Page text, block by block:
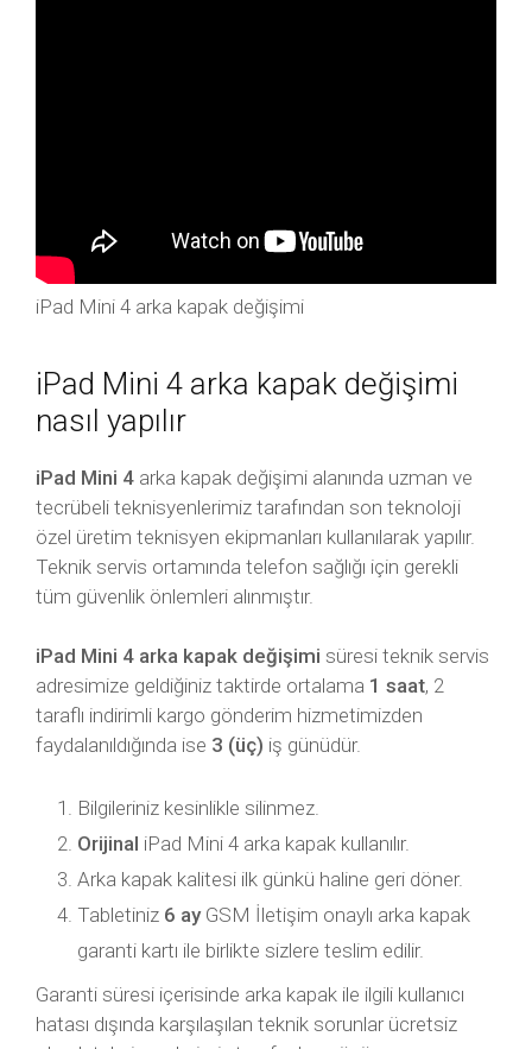
iPad Mini 4 arka kapak değişimi
iPad Mini 4 arka kapak değişimi
nasıl yapılır
iPad Mini 4 arka kapak değişimi alanında uzman ve
tecrübeli teknisyenlerimiz tarafından son teknoloji
özel üretim teknisyen ekipmanları kullanılarak yapılır.
Teknik servis ortamında telefon sağlığı için gerekli
tüm güvenlik önlemleri alınmıştır.
iPad Mini 4 arka kapak değişimi süresi teknik servis
adresimize geldiğiniz taktirde ortalama 1 saat, 2
taraflı indirimli kargo gönderim hizmetimizden
faydalanıldığında ise 3 (üç) iş günüdür.
Bilgileriniz kesinlikle silinmez.
Orijinal iPad Mini 4 arka kapak kullanılır.
Arka kapak kalitesi ilk günkü haline geri döner.
Tabletiniz 6 ayGSM İletişim onaylı arka kapak
garanti kartı ile birlikte sizlere teslim edilir.
Garanti süresi içerisinde arka kapak ile ilgili kullanıcı
hatası dışında karşılaşılan teknik sorunlar ücretsiz